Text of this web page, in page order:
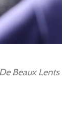
Beaux Lents